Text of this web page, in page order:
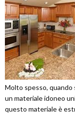
Molto spesso, quando
un materiale idoneo
questo materiale è